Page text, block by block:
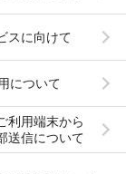
スに向けて
について
利用端末から
送信について